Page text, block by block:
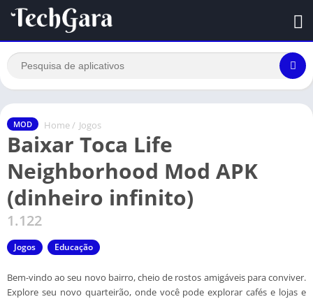
MOD Home / Jogos
Baixar Toca Life
Neighborhood Mod APK
(dinheiro infinito)
1.122
Jogos Educação
Bem-vindo ao seu novo bairro, cheio de rostos amigáveis para conviver.
Explore seu novo quarteirão, onde você pode explorar cafés e lojas e